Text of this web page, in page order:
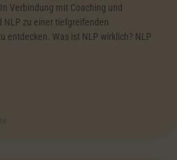
Verbindung mit Coaching und
NLP zu einer tiefgreifenden
entdecken. Was ist NLP wirklich? NLP